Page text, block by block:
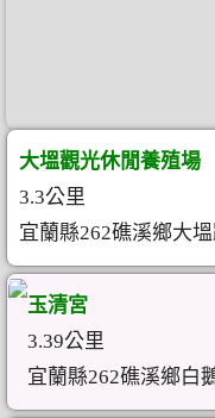
大塭觀光休閒養殖場
3.3公里
宜蘭縣262礁溪鄉大
玉清宮
3.39公里
宜蘭縣262礁溪鄉白